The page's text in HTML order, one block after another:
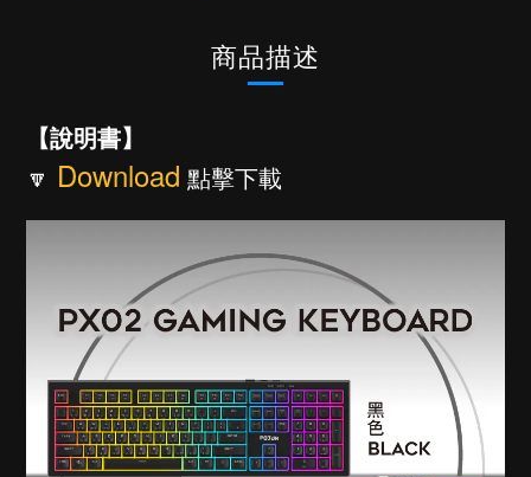
商品描述
【說明書】
🔽 Download 點擊下載